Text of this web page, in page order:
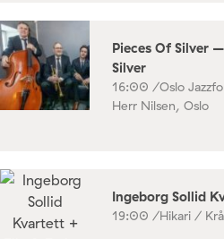
Pieces Of Silver
Silver
16:00 /Oslo
Herr Nilsen, Oslo
Ingeborg Sollid
19:00 /Hikari /